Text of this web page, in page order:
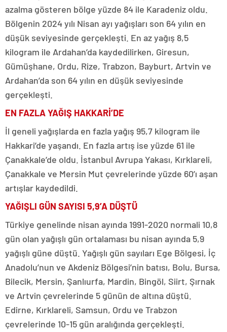
azalma gösteren bölge yüzde 84 ile Karadeniz oldu.
Bölgenin 2024 yılı Nisan ayı yağışları son 64 yılın en
düşük seviyesinde gerçekleşti. En az yağış 8,5
kilogram ile Ardahan’da kaydedilirken, Giresun,
Gümüşhane, Ordu, Rize, Trabzon, Bayburt, Artvin ve
Ardahan’da son 64 yılın en düşük seviyesinde
gerçekleşti.
EN FAZLA YAĞIŞ HAKKARİ’DE
İl geneli yağışlarda en fazla yağış 95,7 kilogram ile
Hakkari’de yaşandı. En fazla artış ise yüzde 61 ile
Çanakkale’de oldu. İstanbul Avrupa Yakası, Kırklareli,
Çanakkale ve Mersin Mut çevrelerinde yüzde 60’ı aşan
artışlar kaydedildi.
YAĞIŞLI GÜN SAYISI 5,9’A DÜŞTÜ
Türkiye genelinde nisan ayında 1991-2020 normali 10,8
gün olan yağışlı gün ortalaması bu nisan ayında 5,9
yağışlı güne düştü. Yağışlı gün sayıları Ege Bölgesi, İç
Anadolu’nun ve Akdeniz Bölgesi’nin batısı, Bolu, Bursa,
Bilecik, Mersin, Şanlıurfa, Mardin, Bingöl, Siirt, Şırnak
ve Artvin çevrelerinde 5 günün de altına düştü.
Edirne, Kırklareli, Samsun, Ordu ve Trabzon
çevrelerinde 10-15 gün aralığında gerçekleşti.